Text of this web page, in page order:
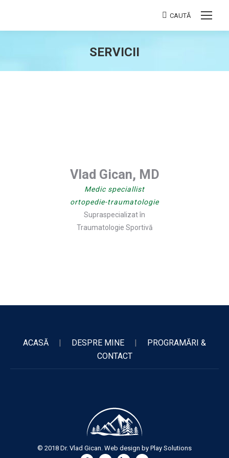
Search:
CAUTĂ
SERVICII
Vlad Gican, MD
Medic speciallist
ortopedie-traumatologie
Supraspecializat în
Traumatologie Sportivă
ACASĂ | DESPRE MINE |
PROGRAMĂRI &
CONTACT
© 2018 Dr. Vlad Gican. Web design by Play Solutions